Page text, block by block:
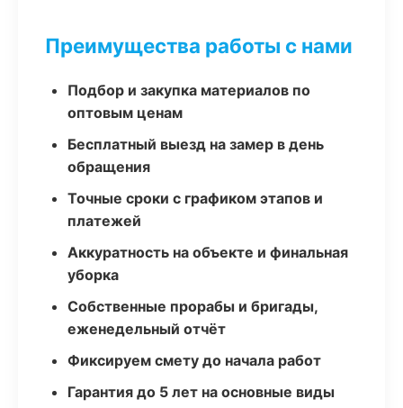
Преимущества работы с нами
Подбор и закупка материалов по
оптовым ценам
Бесплатный выезд на замер в день
обращения
Точные сроки с графиком этапов и
платежей
Аккуратность на объекте и финальная
уборка
Собственные прорабы и бригады,
еженедельный отчёт
Фиксируем смету до начала работ
Гарантия до 5 лет на основные виды